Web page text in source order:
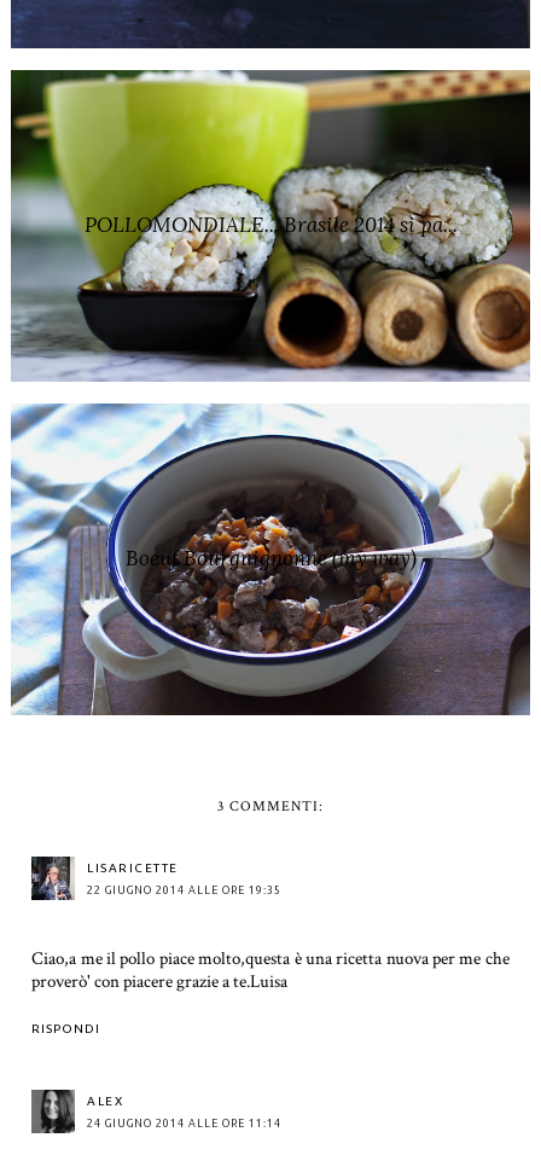
POLLOMONDIALE... Brasile 2014 si pa...
Boeuf Bourguignonne (my way)
3 COMMENTI:
LISARICETTE
22 GIUGNO 2014 ALLE ORE 19:35
Ciao,a me il pollo piace molto,questa è una ricetta nuova per me che
proverò' con piacere grazie a te.Luisa
RISPONDI
ALEX
24 GIUGNO 2014 ALLE ORE 11:14